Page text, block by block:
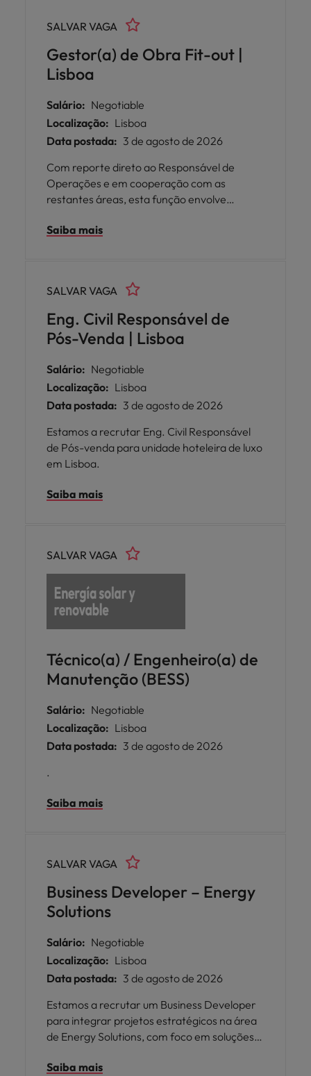
Gestor(a) de Obra Fit-out |
Lisboa
SALVAR VAGA
Salário: Negotiable
Localização: Lisboa
Data postada: 3 de agosto de 2026
Com reporte direto ao Responsável de
Operações e em cooperação com as
restantes áreas, esta função envolve
obras e definição de estratégias para
Saiba mais
Eng. Civil Responsável de
Pós-Venda | Lisboa
SALVAR VAGA
Salário: Negotiable
Localização: Lisboa
Data postada: 3 de agosto de 2026
Estamos a recrutar Eng. Civil Responsável
de Pós-venda para unidade hoteleira de luxo
em Lisboa.
Saiba mais
Técnico(a) / Engenheiro(a) de
Manutenção (BESS)
SALVAR VAGA
Salário: Negotiable
Localização: Lisboa
Data postada: 3 de agosto de 2026
.
Saiba mais
Business Developer – Energy
Solutions
SALVAR VAGA
Salário: Negotiable
Localização: Lisboa
Data postada: 3 de agosto de 2026
Estamos a recrutar um Business Developer
para integrar projetos estratégicos na área
de Energy Solutions, com foco em soluções
de armazenamento (BESS), subestações,
Saiba mais